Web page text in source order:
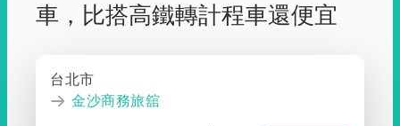
車， 比搭高鐵轉計程車還便宜
台北市
金沙商務旅舘